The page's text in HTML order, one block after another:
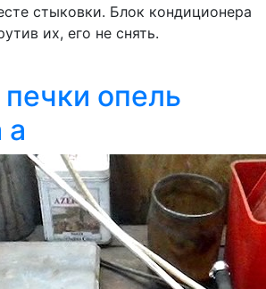
стыковки. Блок кондиционера
их, его не снять.
опель
а